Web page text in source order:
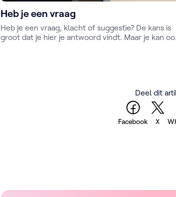
Heb je een vraag
Heb je een vraag, klacht of suggestie? De kans is
groot dat je hier je antwoord vindt. Maar je kan
Deel dit
Facebook X